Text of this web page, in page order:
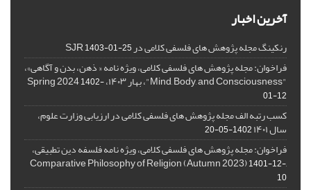
آخرین اخبار
رنکینگ مجله پژوهش های فلسفی کلامی در SJR1403-01-25
فراخوان: مجله پژوهش های فلسفی کلامی، ویژه نامه « ذهن، بدن و آگاهی»،
"Mind, Body, and Consciousness"، بهار ۱۴۰۳، Spring 2024
1402-
01-12
کسب رتبه الف مجله پژوهش های فلسفی کلامی در ارزیابی وزارت علوم،
سال ۱۴۰۱ 1402-05-20
فراخوان: مجله پژوهش های فلسفی کلامی، ویژه نامه فلسفه دین تطبیقی،
,Comparative Philosophy of Religion (Autumn 2023)
1401-12-
10